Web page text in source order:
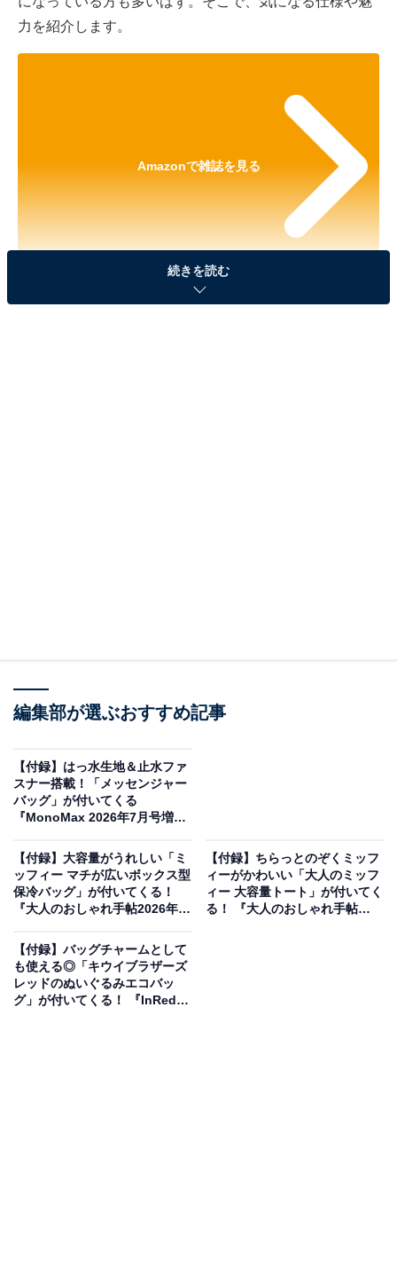
力を紹介します。
Amazonで雑誌を見る
※本記事で紹介している商品の購入やサービスの利用により、売上の一部が
mini 2026年7月号（画像出典：Amazon）
（税込1650円）。付録として、「ハローキティのリボン
型ミニバッグ」が付いてきます。
続きを読む
編集部が選ぶおすすめ記事
【付録】はっ水生地＆止水ファ
スナー搭載！「メッセンジャー
バッグ」が付いてくる
『MonoMax 2026年7月号増
【付録】大容量がうれしい「ミ
ッフィー マチが広いボックス型
保冷バッグ」が付いてくる！
『大人のおしゃれ手帖2026年7
【付録】ちらっとのぞくミッフ
ィーがかわいい「大人のミッフ
ィー 大容量トート」が付いてく
る！ 『大人のおしゃれ手帖
【付録】バッグチャームとして
も使える◎「キウイブラザーズ
レッドのぬいぐるみエコバッ
グ」が付いてくる！ 『InRed